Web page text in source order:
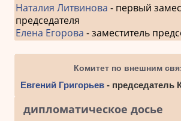
Наталия Литвинова - первый
председателя
Елена Егорова - заместитель
Комитет по внешним
Евгений Григорьев- председатель
дипломатическое досье